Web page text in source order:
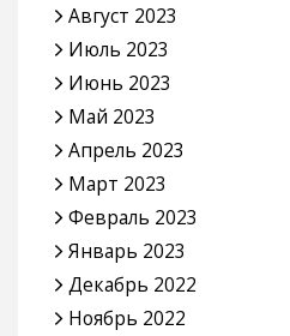
Август 2023
Июль 2023
Июнь 2023
Май 2023
Апрель 2023
Март 2023
Февраль 2023
Январь 2023
Декабрь 2022
Ноябрь 2022